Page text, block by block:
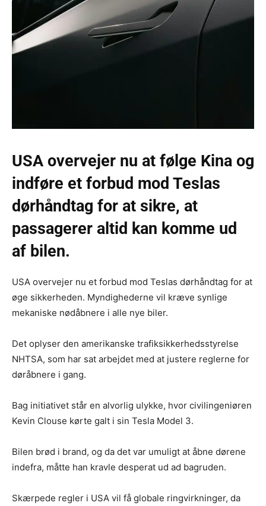
USA overvejer nu at følge Kina og
indføre et forbud mod Teslas
dørhåndtag for at sikre, at
passagerer altid kan komme ud
af bilen.
USA overvejer nu et forbud mod Teslas dørhåndtag for at
øge sikkerheden. Myndighederne vil kræve synlige
mekaniske nødåbnere i alle nye biler.
Det oplyser den amerikanske trafiksikkerhedsstyrelse
NHTSA, som har sat arbejdet med at justere reglerne for
døråbnere i gang.
Bag initiativet står en alvorlig ulykke, hvor civilingeniøren
Kevin Clouse kørte galt i sin Tesla Model 3.
Bilen brød i brand, og da det var umuligt at åbne dørene
indefra, måtte han kravle desperat ud ad bagruden.
Skærpede regler i USA vil få globale ringvirkninger, da